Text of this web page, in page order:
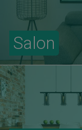
Salon